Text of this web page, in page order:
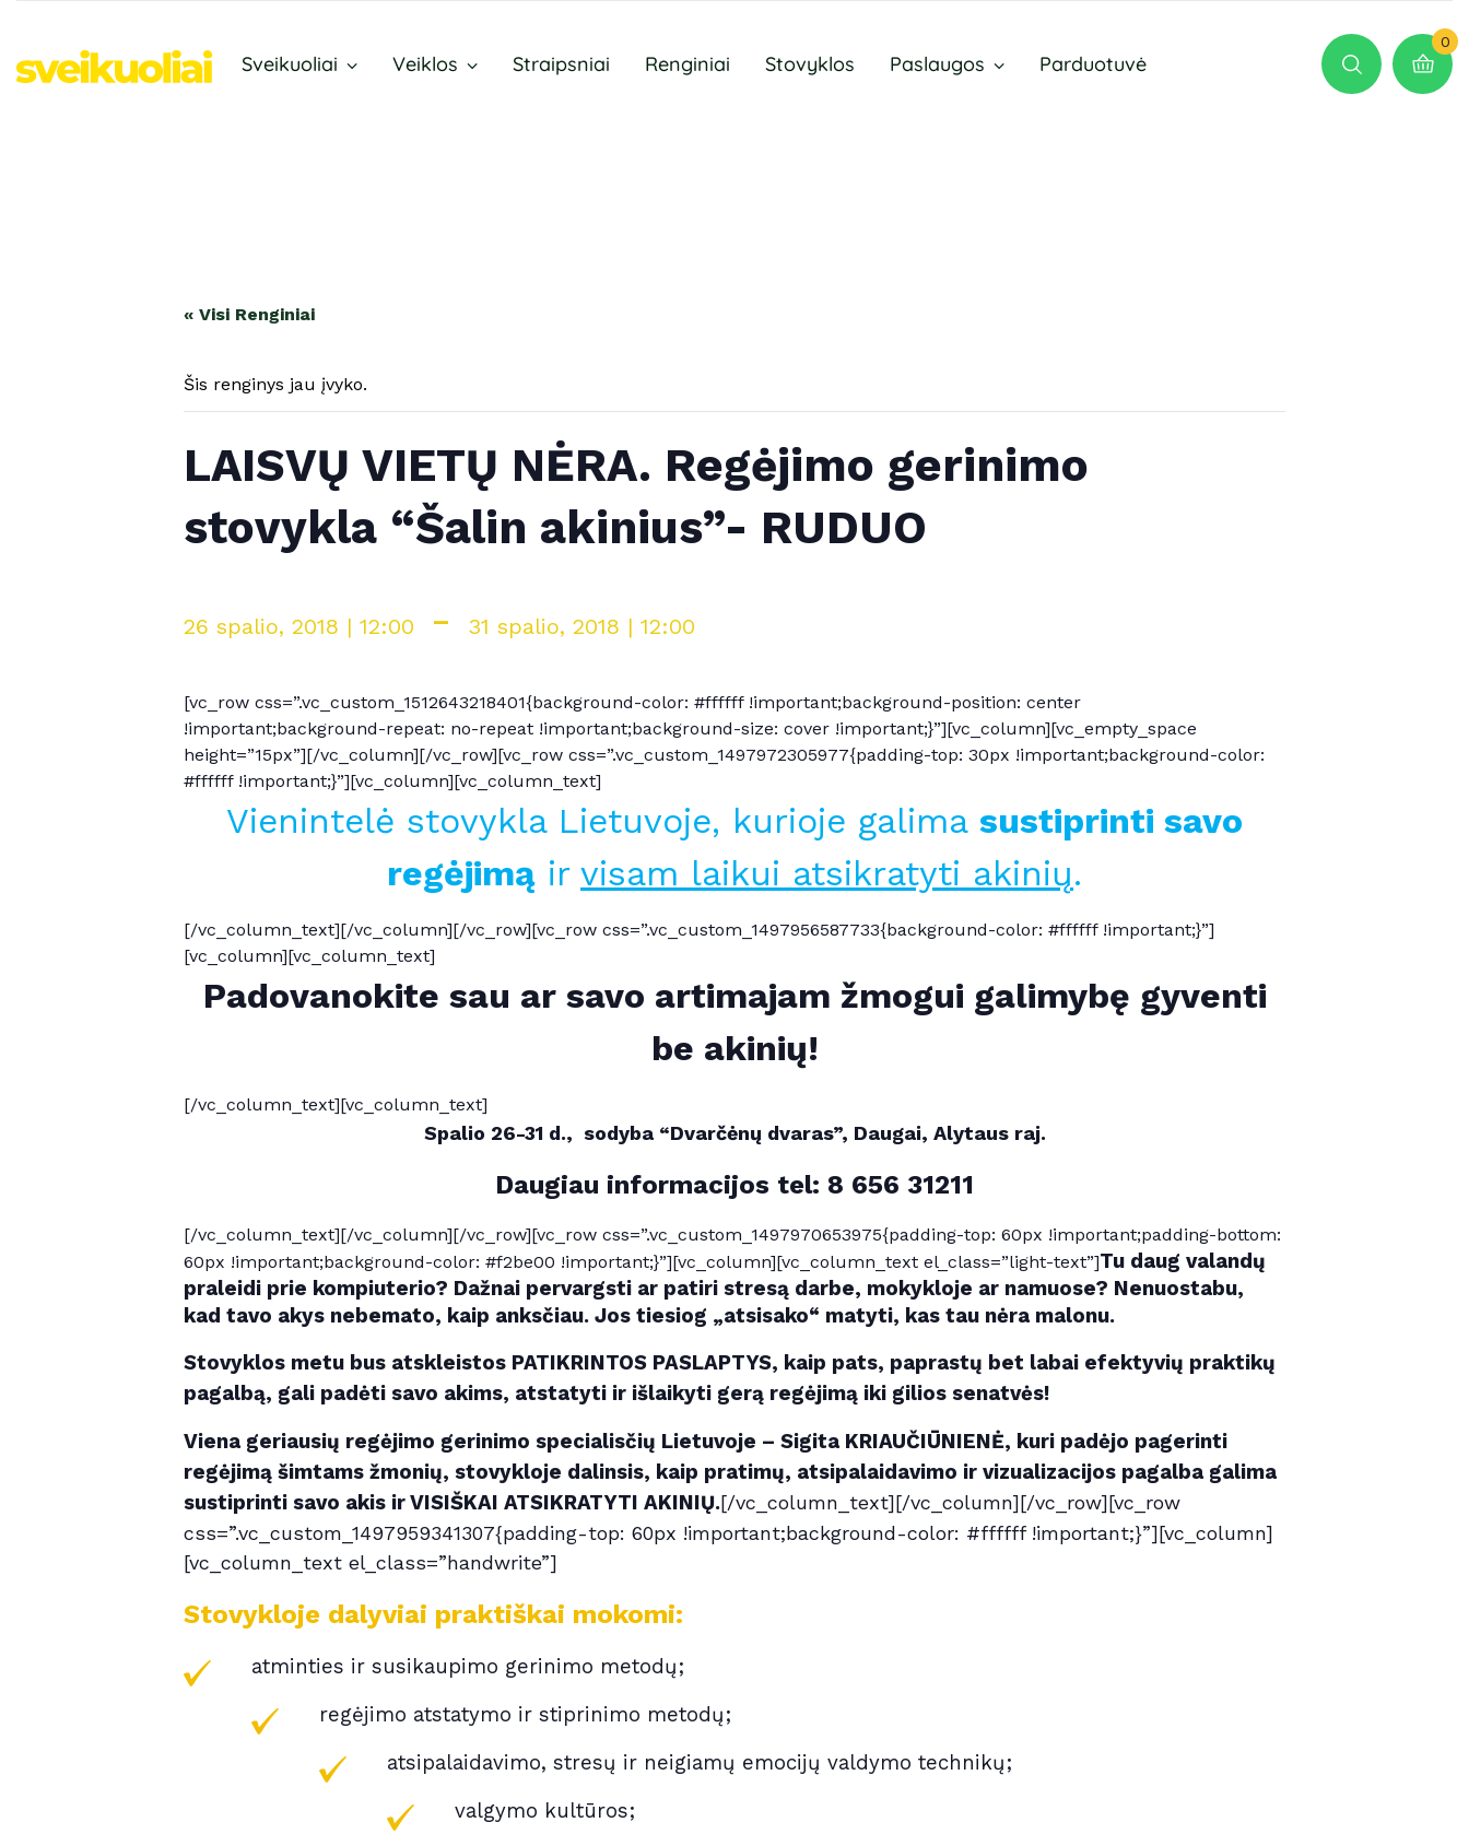
Sveikuoliai Veiklos Straipsniai Renginiai Stovyklos Paslaugos Parduotuvė
0
« Visi Renginiai
Šis renginys jau įvyko.
LAISVŲ VIETŲ NĖRA. Regėjimo gerinimo
stovykla “Šalin akinius”- RUDUO
26 spalio, 2018 | 12:00 - 31 spalio, 2018 | 12:00
[vc_row css=”.vc_custom_1512643218401{background-color: #ffffff !important;background-position: center
!important;background-repeat: no-repeat !important;background-size: cover !important;}”][vc_column][vc_empty_space
height=”15px”][/vc_column][/vc_row][vc_row css=”.vc_custom_1497972305977{padding-top: 30px !important;background-color:
#ffffff !important;}”][vc_column][vc_column_text]
Vienintelė stovykla Lietuvoje, kurioje galima sustiprinti savo
regėjimą ir visam laikui atsikratyti akinių.
[/vc_column_text][/vc_column][/vc_row][vc_row css=”.vc_custom_1497956587733{background-color: #ffffff !important;}”]
[vc_column][vc_column_text]
Padovanokite sau ar savo artimajam žmogui galimybę gyventi
be akinių!
[/vc_column_text][vc_column_text]
Spalio 26-31 d., sodyba “Dvarčėnų dvaras”, Daugai, Alytaus raj.
Daugiau informacijos tel: 8 656 31211
[/vc_column_text][/vc_column][/vc_row][vc_row css=”.vc_custom_1497970653975{padding-top: 60px !important;padding-bottom:
60px !important;background-color: #f2be00 !important;}”][vc_column][vc_column_text el_class=”light-text”]Tu daug valandų
praleidi prie kompiuterio? Dažnai pervargsti ar patiri stresą darbe, mokykloje ar namuose? Nenuostabu,
kad tavo akys nebemato, kaip anksčiau. Jos tiesiog „atsisako“ matyti, kas tau nėra malonu.
Stovyklos metu bus atskleistos PATIKRINTOS PASLAPTYS, kaip pats, paprastų bet labai efektyvių praktikų
pagalbą, gali padėti savo akims, atstatyti ir išlaikyti gerą regėjimą iki gilios senatvės!
Viena geriausių regėjimo gerinimo specialisčių Lietuvoje – Sigita KRIAUČIŪNIENĖ, kuri padėjo pagerinti
regėjimą šimtams žmonių, stovykloje dalinsis, kaip pratimų, atsipalaidavimo ir vizualizacijos pagalba galima
sustiprinti savo akis ir VISIŠKAI ATSIKRATYTI AKINIŲ.[/vc_column_text][/vc_column][/vc_row][vc_row
css=”.vc_custom_1497959341307{padding-top: 60px !important;background-color: #ffffff !important;}”][vc_column]
[vc_column_text el_class=”handwrite”]
Stovykloje dalyviai praktiškai mokomi:
atminties ir susikaupimo gerinimo metodų;
regėjimo atstatymo ir stiprinimo metodų;
atsipalaidavimo, stresų ir neigiamų emocijų valdymo technikų;
valgymo kultūros;